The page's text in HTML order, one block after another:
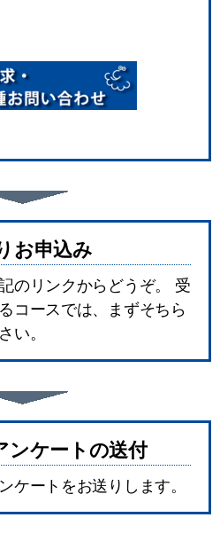
お申込み
のリンクからどうぞ。 受
コースでは、まずそちら
い。
ンケートの送付
ケートをお送りします。